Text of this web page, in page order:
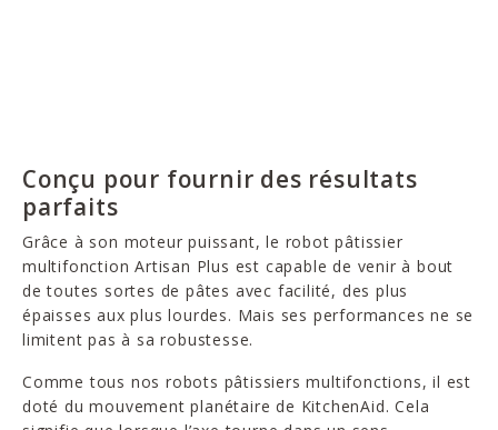
Conçu pour fournir des résultats
parfaits
Grâce à son moteur puissant, le robot pâtissier
multifonction Artisan Plus est capable de venir à bout
de toutes sortes de pâtes avec facilité, des plus
épaisses aux plus lourdes. Mais ses performances ne se
limitent pas à sa robustesse.
Comme tous nos robots pâtissiers multifonctions, il est
doté du mouvement planétaire de KitchenAid. Cela